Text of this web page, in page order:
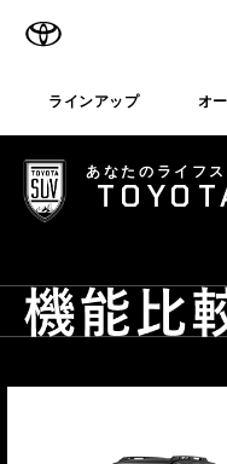
ラインアップ オ
あなたのライフ
bZ4X
Touring